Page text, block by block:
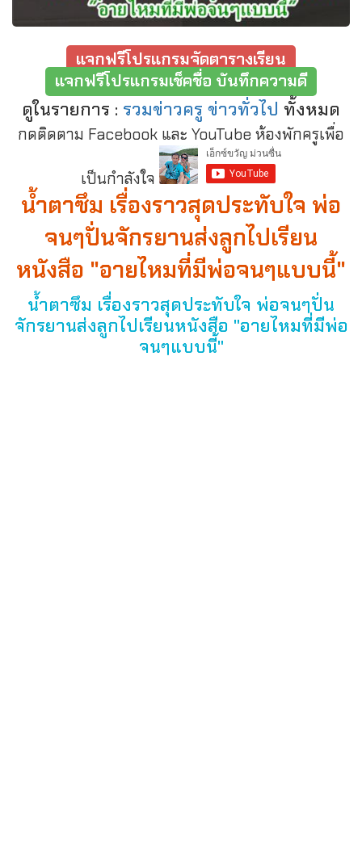
แจกฟรีโปรแกรมจัดตารางเรียน
แจกฟรีโปรแกรมเช็คชื่อ บันทึกความดี
ดูในรายการ : รวมข่าวครู ข่าวทั่วไป ทั้งหมด
กดติดตาม Facebook และ YouTube ห้องพักครูเพื่อ
เป็นกำลังใจ
น้ำตาซึม เรื่องราวสุดประทับใจ พ่อ
จนๆปั่นจักรยานส่งลูกไปเรียน
หนังสือ "อายไหมที่มีพ่อจนๆแบบนี้"
น้ำตาซึม เรื่องราวสุดประทับใจ พ่อจนๆปั่น
จักรยานส่งลูกไปเรียนหนังสือ "อายไหมที่มีพ่อ
จนๆแบบนี้"